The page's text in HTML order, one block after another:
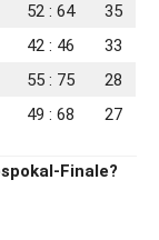
52 : 64
35
42 : 46
33
55 : 75
28
49 : 68 27
Finale?